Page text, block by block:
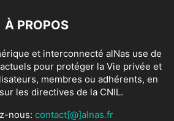
À PROPOS
et interconnecté alNas use de
pour protéger la Vie privée et
membres ou adhérents, en
les directives de la CNIL.
nous: contact[@]alnas.fr